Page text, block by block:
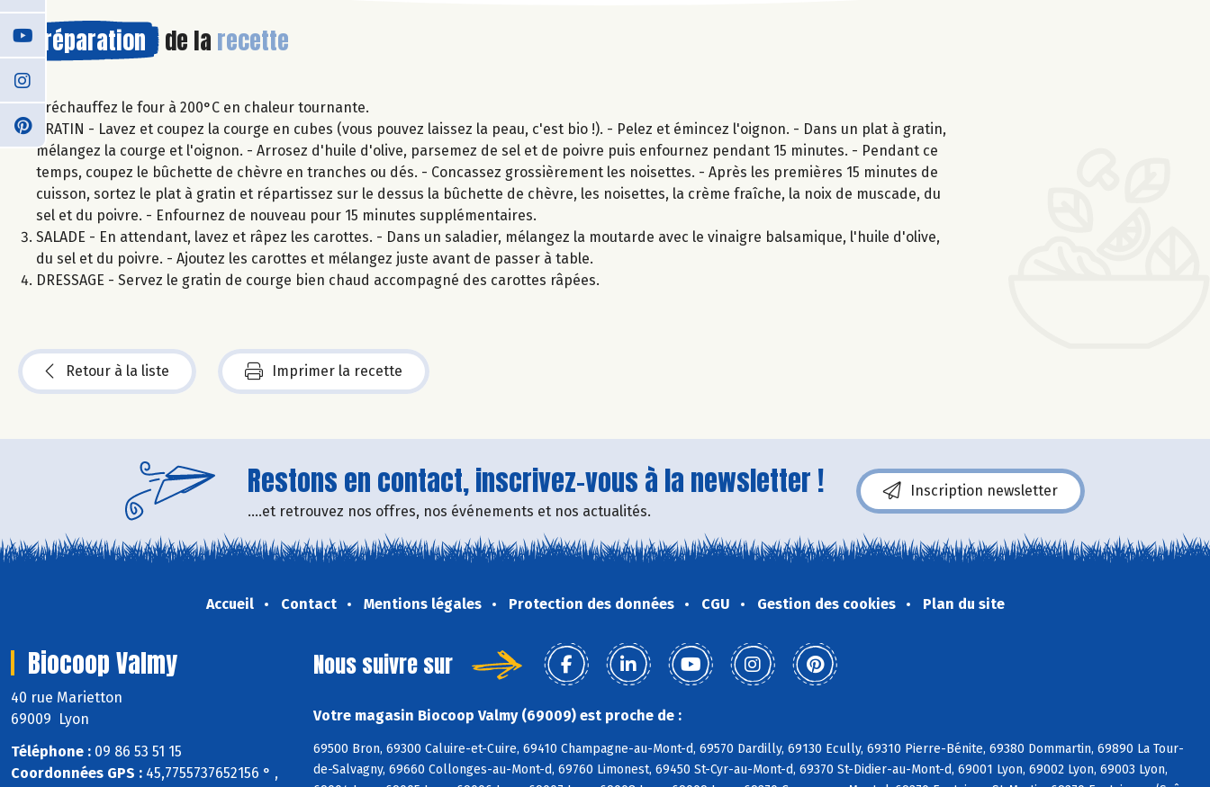
Préparation de la recette
Préchauffez le four à 200°C en chaleur tournante.
GRATIN - Lavez et coupez la courge en cubes (vous pouvez laissez la peau, c'est bio !). - Pelez et émincez l'oignon. - Dans un plat à gratin,
mélangez la courge et l'oignon. - Arrosez d'huile d'olive, parsemez de sel et de poivre puis enfournez pendant 15 minutes. - Pendant ce
temps, coupez le bûchette de chèvre en tranches ou dés. - Concassez grossièrement les noisettes. - Après les premières 15 minutes de
cuisson, sortez le plat à gratin et répartissez sur le dessus la bûchette de chèvre, les noisettes, la crème fraîche, la noix de muscade, du
sel et du poivre. - Enfournez de nouveau pour 15 minutes supplémentaires.
SALADE - En attendant, lavez et râpez les carottes. - Dans un saladier, mélangez la moutarde avec le vinaigre balsamique, l'huile d'olive,
du sel et du poivre. - Ajoutez les carottes et mélangez juste avant de passer à table.
DRESSAGE - Servez le gratin de courge bien chaud accompagné des carottes râpées.
Retour à la liste Imprimer la recette
Restons en contact, inscrivez-vous à la newsletter !
....et retrouvez nos offres, nos événements et nos actualités.
Inscription newsletter
Accueil Contact Mentions légales Protection des données CGU Gestion des cookies Plan du site
Biocoop Valmy
40 rue Marietton
69009 Lyon
Téléphone : 09 86 53 51 15
Coordonnées GPS : 45,7755737652156 ° ,
Nous suivre sur
Votre magasin Biocoop Valmy (69009) est proche de :
69500 Bron, 69300 Caluire-et-Cuire, 69410 Champagne-au-Mont-d, 69570 Dardilly, 69130 Ecully, 69310 Pierre-Bénite, 69380 Dommartin, 69890 La Tour-
de-Salvagny, 69660 Collonges-au-Mont-d, 69760 Limonest, 69450 St-Cyr-au-Mont-d, 69370 St-Didier-au-Mont-d, 69001 Lyon, 69002 Lyon, 69003 Lyon,